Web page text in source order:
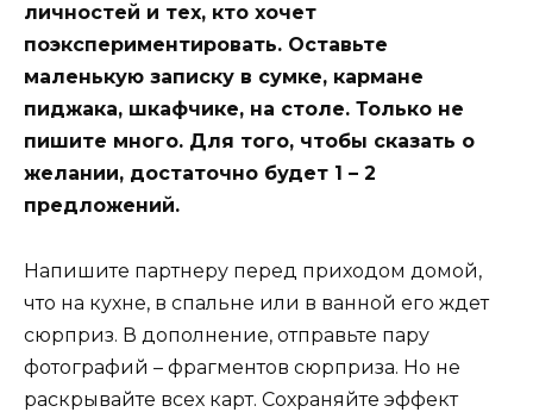
личностей и тех, кто хочет
поэкспериментировать. Оставьте
маленькую записку в сумке, кармане
пиджака, шкафчике, на столе. Только не
пишите много. Для того, чтобы сказать о
желании, достаточно будет 1 – 2
предложений.
Напишите партнеру перед приходом домой,
что на кухне, в спальне или в ванной его ждет
сюрприз. В дополнение, отправьте пару
фотографий – фрагментов сюрприза. Но не
раскрывайте всех карт. Сохраняйте эффект